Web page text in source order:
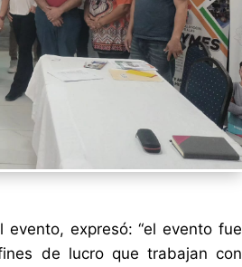
expresó: “el evento fue
de lucro que trabajan con